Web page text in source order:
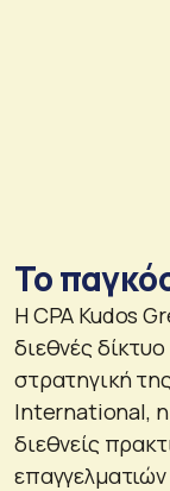
Το
Η CPA Kudos
διεθνές
στρατηγική
International, η
διεθνείς